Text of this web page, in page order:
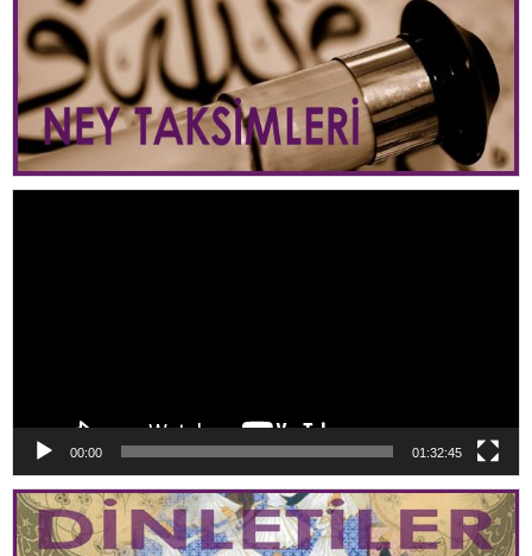
00:00 01:32:45